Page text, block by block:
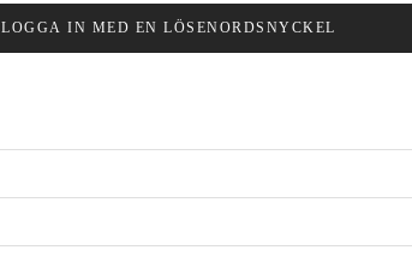
LOGGA IN MED EN LÖSENORDSNYCKEL